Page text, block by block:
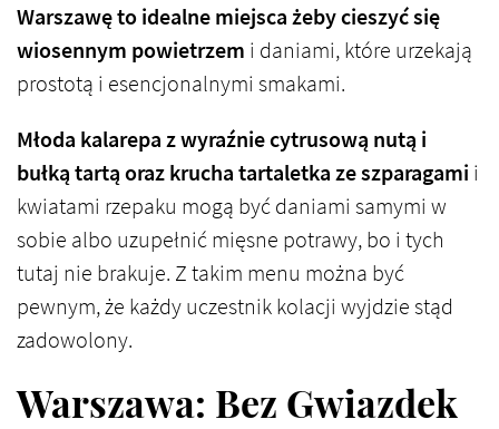
Warszawę to idealne miejsca żeby cieszyć się
wiosennym powietrzem i daniami, które urzekają
prostotą i esencjonalnymi smakami.
Młoda kalarepa z wyraźnie cytrusową nutą i
bułką tartą oraz krucha tartaletka ze szparagami i
kwiatami rzepaku mogą być daniami samymi w
sobie albo uzupełnić mięsne potrawy, bo i tych
tutaj nie brakuje. Z takim menu można być
pewnym, że każdy uczestnik kolacji wyjdzie stąd
zadowolony.
Warszawa: Bez Gwiazdek